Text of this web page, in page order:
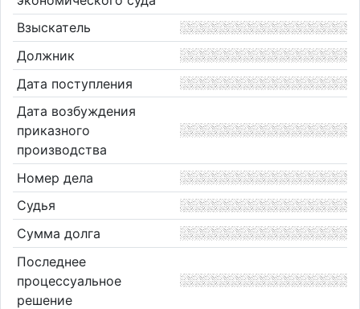
Взыскатель
Должник
Дата поступления
Дата возбуждения
приказного
производства
Номер дела
Судья
Сумма долга
Последнее
процессуальное
решение